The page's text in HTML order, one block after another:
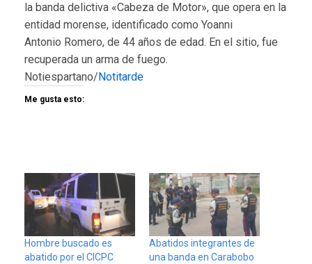
la banda delictiva «Cabeza de Motor», que opera en la
entidad morense, identificado como Yoanni
Antonio Romero, de 44 años de edad. En el sitio, fue
recuperada un arma de fuego.
Notiespartano/Notitarde
Me gusta esto:
Hombre buscado es
abatido por el CICPC
Abatidos integrantes de
una banda en Carabobo